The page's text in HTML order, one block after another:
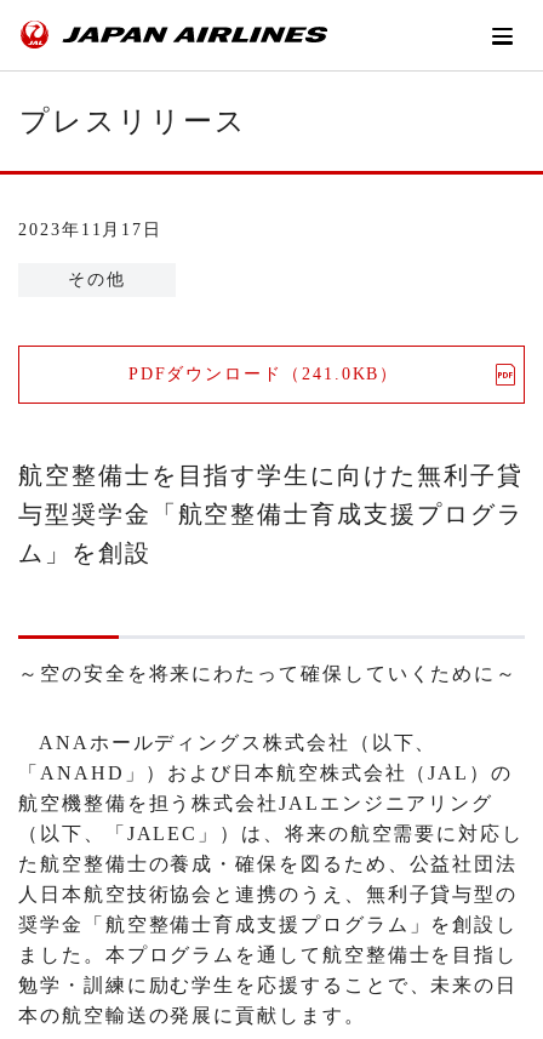
プレスリリース
2023年11月17日
その他
PDFダウンロード（241.0KB）
航空整備士を目指す学生に向けた無利子貸
与型奨学金「航空整備士育成支援プログラ
ム」を創設
～空の安全を将来にわたって確保していくために～
ANAホールディングス株式会社（以下、
「ANAHD」）および日本航空株式会社（JAL）の
航空機整備を担う株式会社JALエンジニアリング
（以下、「JALEC」）は、将来の航空需要に対応し
た航空整備士の養成・確保を図るため、公益社団法
人日本航空技術協会と連携のうえ、無利子貸与型の
奨学金「航空整備士育成支援プログラム」を創設し
ました。本プログラムを通して航空整備士を目指し
勉学・訓練に励む学生を応援することで、未来の日
本の航空輸送の発展に貢献します。